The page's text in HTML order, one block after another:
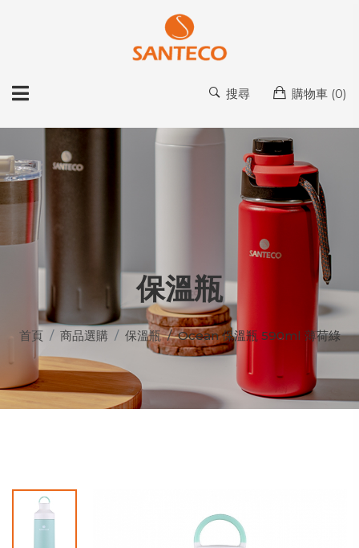
搜尋 購物車 (0)
保溫瓶
首頁 商品選購 保溫瓶 Ocean 保溫瓶 590ml 薄荷綠